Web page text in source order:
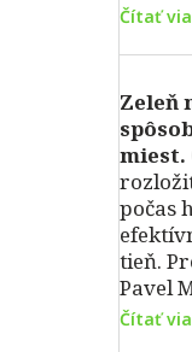
Čítať
Zeleň
miest.
počas
tieň.
Pavel
Čítať